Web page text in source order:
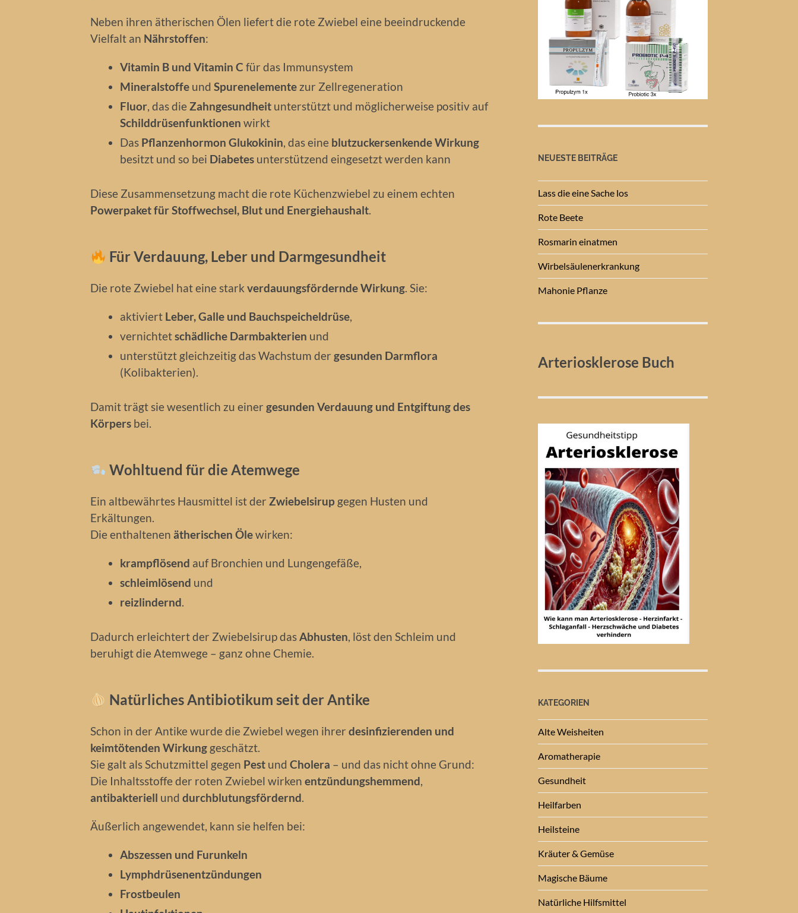
Neben ihren ätherischen Ölen liefert die rote Zwiebel eine beeindruckende
Vielfalt an Nährstoffen:
Vitamin B und Vitamin C für das Immunsystem
Mineralstoffe und Spurenelemente zur Zellregeneration
Fluor, das dieZahngesundheit unterstützt und möglicherweise positiv auf
Schilddrüsenfunktionen wirkt
Das Pflanzenhormon Glukokinin, das eine blutzuckersenkende Wirkung
besitzt und so bei Diabetes unterstützend eingesetzt werden kann
Diese Zusammensetzung macht die rote Küchenzwiebel zu einem echten
Powerpaket für Stoffwechsel, Blut und Energiehaushalt.
Für Verdauung, Leber und Darmgesundheit
Die rote Zwiebel hat eine stark verdauungsfördernde Wirkung. Sie:
aktiviert Leber, Galle und Bauchspeicheldrüse,
vernichtetschädliche Darmbakterien und
unterstützt gleichzeitig das Wachstum der gesunden Darmflora
(Kolibakterien).
Damit trägt sie wesentlich zu einer gesunden Verdauung und Entgiftung des
Körpers bei.
Wohltuend für die Atemwege
Ein altbewährtes Hausmittel ist der Zwiebelsirup gegen Husten und
Erkältungen.
Die enthaltenen ätherischen Ölewirken:
krampflösend auf Bronchien und Lungengefäße,
schleimlösend und
reizlindernd.
Dadurch erleichtert der Zwiebelsirup dasAbhusten, löst den Schleim und
beruhigt die Atemwege – ganz ohne Chemie.
Natürliches Antibiotikum seit der Antike
Schon in der Antike wurde die Zwiebel wegen ihrer desinfizierenden und
keimtötenden Wirkung geschätzt.
Sie galt als Schutzmittel gegen Pest und Cholera – und das nicht ohne Grund:
Die Inhaltsstoffe der roten Zwiebel wirken entzündungshemmend,
antibakteriell und durchblutungsfördernd.
Äußerlich angewendet, kann sie helfen bei:
Abszessen und Furunkeln
Lymphdrüsenentzündungen
Frostbeulen
NEUESTE BEITRÄGE
Lass die eine Sache los
Rote Beete
Rosmarin einatmen
Wirbelsäulenerkrankung
Mahonie Pflanze
Arteriosklerose Buch
KATEGORIEN
Alte Weisheiten
Aromatherapie
Gesundheit
Heilfarben
Heilsteine
Kräuter & Gemüse
Magische Bäume
Natürliche Hilfsmittel